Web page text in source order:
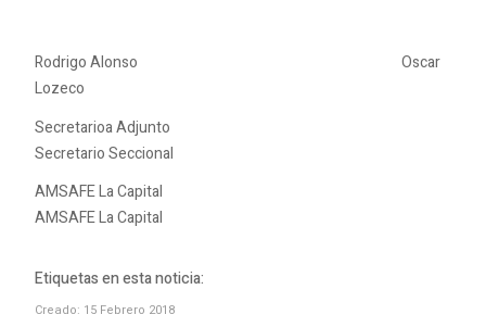
Rodrigo Alonso Oscar
Lozeco
Secretarioa Adjunto
Secretario Seccional
AMSAFE La Capital
AMSAFE La Capital
Etiquetas en esta noticia:
Creado: 15 Febrero 2018